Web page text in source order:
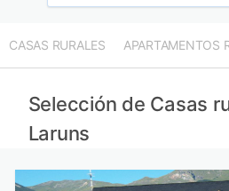
CASAS RURALES APARTAMENTOS
Selección de Casas
Laruns